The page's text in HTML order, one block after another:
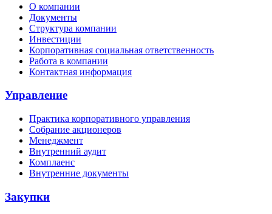
О компании
Документы
Структура компании
Инвестиции
Корпоративная социальная ответственность
Работа в компании
Контактная информация
Управление
Практика корпоративного управления
Собрание акционеров
Менеджмент
Внутренний аудит
Комплаенс
Внутренние документы
Закупки